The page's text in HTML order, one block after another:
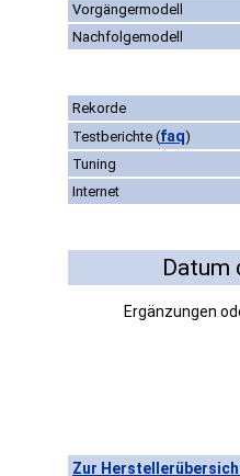
Vorgängermodell
Nachfolgemodell
Rekorde
Testberichte (faq)
Tuning
Internet
Datum
Ergänzungen
Zur